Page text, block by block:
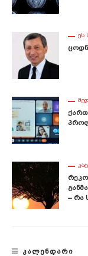
ᲔᲡ
– Რა
ᲙᲐᲚᲔᲜᲓᲐᲠᲘ